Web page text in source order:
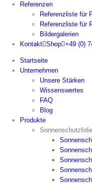
Referenzen
Referenzliste für
Referenzliste für
Bildergalerien
Kontakt Shop +49 (0)
Startseite
Unternehmen
Unsere Stärken
Wissenswertes
FAQ
Blog
Produkte